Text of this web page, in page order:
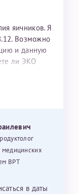
яичников. Я
Возможно
и данную
ли ЭКО
медицинских
ВРТ
в даты